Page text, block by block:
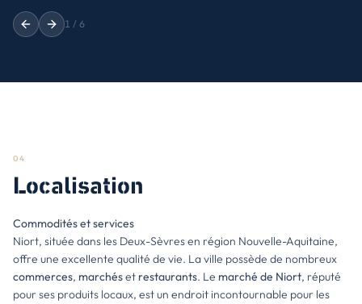
Previous slide
Next slide
1 / 6
04
Localisation
Commodités et services
Niort, située dans les Deux-Sèvres en région Nouvelle-Aquitaine,
offre une excellente qualité de vie. La ville possède de nombreux
commerces, marchéset restaurants. Le marché de Niort, réputé
pour ses produits locaux, est un endroit incontournable pour les